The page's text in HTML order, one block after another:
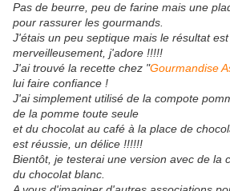
Pas de beurre, peu de farine mais une
pour rassurer les gourmands.
J'étais un peu septique mais le résultat
merveilleusement, j'adore !!!!!
J'ai trouvé la recette chez "Gourmandise
lui faire confiance !
J'ai simplement utilisé de la compote
de la pomme toute seule
et du chocolat au café à la place de
est réussie, un délice !!!!!!
Bientôt, je testerai une version avec de la
du chocolat blanc.